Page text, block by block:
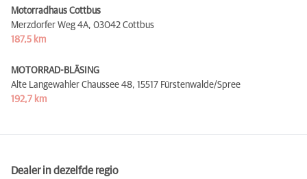
Motorradhaus Cottbus
Merzdorfer Weg 4A, 03042 Cottbus
187,5 km
MOTORRAD-BLÄSING
Alte Langewahler Chaussee 48, 15517 Fürstenwalde/Spree
192,7 km
Dealer in dezelfde regio